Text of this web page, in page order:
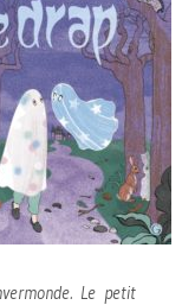
Le petit